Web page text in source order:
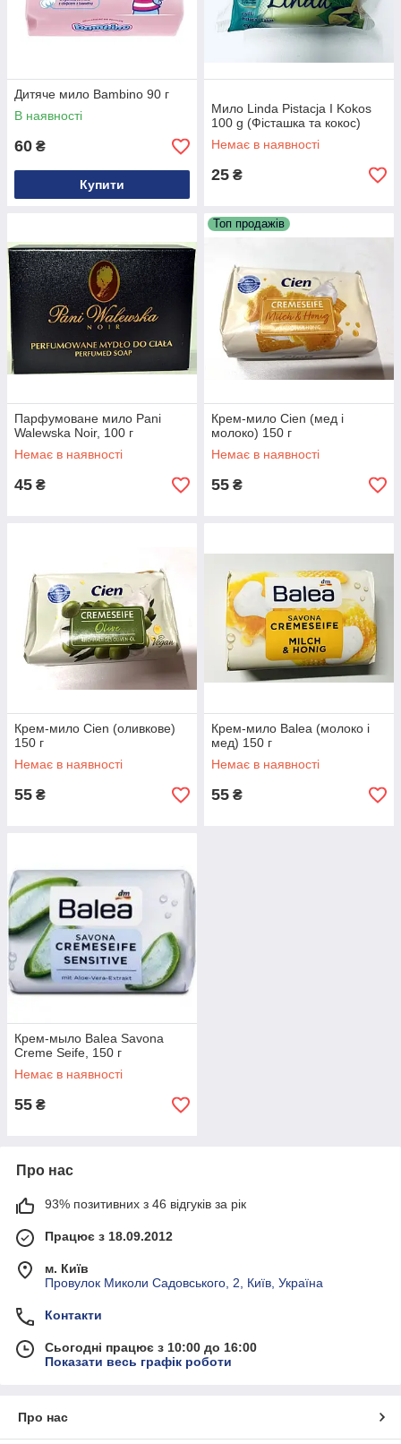
Дитяче мило Bambino 90 г
В наявності
60 ₴
Купити
Мило Linda Pistacja I Kokos
100 g (Фісташка та кокос)
Немає в наявності
25 ₴
Парфумоване мило Pani
Walewska Noir, 100 г
Немає в наявності
45 ₴
Топ продажів
Крем-мило Cien (мед і
молоко) 150 г
Немає в наявності
55 ₴
Крем-мило Cien (оливкове)
150 г
Немає в наявності
55 ₴
Крем-мило Balea (молоко і
мед) 150 г
Немає в наявності
55 ₴
Крем-мыло Balea Savona
Creme Seife, 150 г
Немає в наявності
55 ₴
Про нас
93% позитивних з 46 відгуків за рік
Працює з 18.09.2012
м. Київ
Провулок Миколи Садовського, 2, Київ, Україна
Контакти
Сьогодні працює з 10:00 до 16:00
Показати весь графік роботи
Про нас